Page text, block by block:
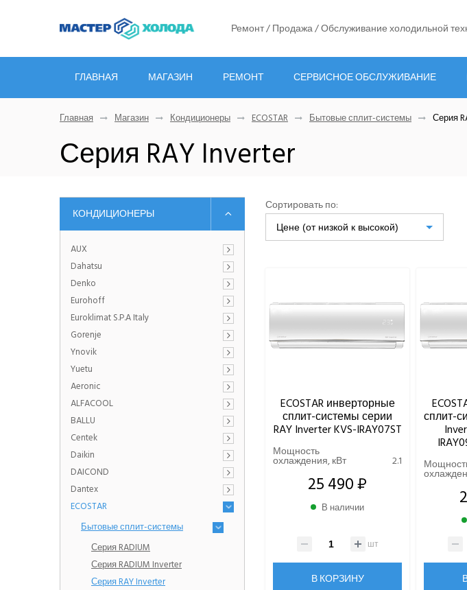
Ремонт / Продажа / Обслуживание холодильной
ГЛАВНАЯ МАГАЗИН РЕМОНТ СЕРВИСНОЕ ОБСЛУЖИВАНИЕ
Главная Магазин Кондиционеры ECOSTAR Бытовые сплит-системы Серия
Серия RAY Inverter
КОНДИЦИОНЕРЫ
AUX
Dahatsu
Denko
Eurohoff
Euroklimat S.P.A Italy
Gorenje
Ynovik
Yuetu
Aeronic
ALFACOOL
BALLU
Centek
Daikin
DAICOND
Dantex
ECOSTAR
Бытовые сплит-системы
Серия RADIUM
Серия RADIUM Inverter
Серия RAY Inverter
Сортировать по:
Цене (от низкой к высокой)
ECOSTAR инверторные
сплит-системы серии
RAY Inverter KVS-IRAY07ST
Мощность
охлаждения, кВт 2.1
25 490 ₽
В наличии
шт
В КОРЗИНУ
сплит-